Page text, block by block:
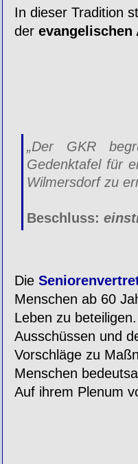
In dieser Tradition
der evangelischen
„Der GKR
Gedenktafel für
Wilmersdorf zu
Beschluss:
Die
Menschen ab 60
Leben zu
Ausschüssen und
Vorschläge zu
Menschen
Auf ihrem Plenum